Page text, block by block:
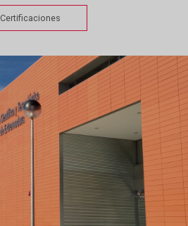
Certificaciones